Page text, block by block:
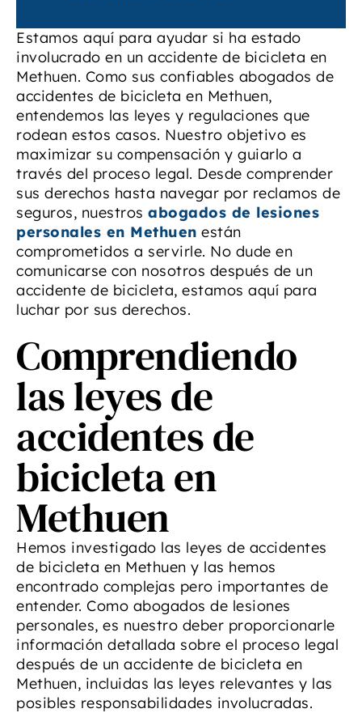
Estamos aquí para ayudar si ha estado
involucrado en un accidente de bicicleta en
Methuen. Como sus confiables abogados de
accidentes de bicicleta en Methuen,
entendemos las leyes y regulaciones que
rodean estos casos. Nuestro objetivo es
maximizar su compensación y guiarlo a
través del proceso legal. Desde comprender
sus derechos hasta navegar por reclamos de
seguros, nuestros abogados de lesiones
personales en Methuen están
comprometidos a servirle. No dude en
comunicarse con nosotros después de un
accidente de bicicleta, estamos aquí para
luchar por sus derechos.
Comprendiendo
las leyes de
accidentes de
bicicleta en
Methuen
Hemos investigado las leyes de accidentes
de bicicleta en Methuen y las hemos
encontrado complejas pero importantes de
entender. Como abogados de lesiones
personales, es nuestro deber proporcionarle
información detallada sobre el proceso legal
después de un accidente de bicicleta en
Methuen, incluidas las leyes relevantes y las
posibles responsabilidades involucradas.